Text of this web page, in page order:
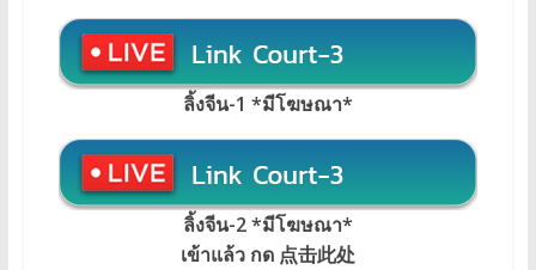
ลิ้งจีน-1 *มีโฆษณา*
ลิ้งจีน-2 *มีโฆษณา*
เข้าแล้ว กด 点击此处